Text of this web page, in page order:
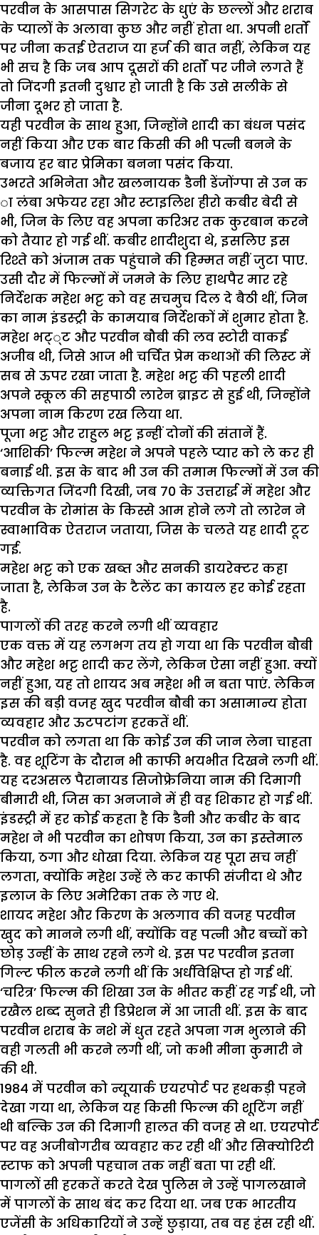
परवीन के आसपास सिगरेट के धुएं के छल्लों और शराब
के प्यालों के अलावा कुछ और नहीं होता था. अपनी शर्तों
पर जीना कतई ऐतराज या हर्ज की बात नहीं, लेकिन यह
भी सच है कि जब आप दूसरों की शर्तों पर जीने लगते हैं
तो जिंदगी इतनी दुश्वार हो जाती है कि उसे सलीके से
जीना दूभर हो जाता है.
यही परवीन के साथ हुआ, जिन्होंने शादी का बंधन पसंद
नहीं किया और एक बार किसी की भी पत्नी बनने के
बजाय हर बार प्रेमिका बनना पसंद किया.
उभरते अभिनेता और खलनायक डैनी डेंजोंग्पा से उन क
ा लंबा अफेयर रहा और स्टाइलिश हीरो कबीर बेदी से
भी, जिन के लिए वह अपना करिअर तक कुरबान करने
को तैयार हो गई थीं. कबीर शादीशुदा थे, इसलिए इस
रिश्ते को अंजाम तक पहुंचाने की हिम्मत नहीं जुटा पाए.
उसी दौर में फिल्मों में जमने के लिए हाथपैर मार रहे
निर्देशक महेश भट्ट को वह सचमुच दिल दे बैठी थीं, जिन
का नाम इंडस्ट्री के कामयाब निर्देशकों में शुमार होता है.
महेश भट््ट और परवीन बौबी की लव स्टोरी वाकई
अजीब थी, जिसे आज भी चर्चित प्रेम कथाओं की लिस्ट में
सब से ऊपर रखा जाता है. महेश भट्ट की पहली शादी
अपने स्कूल की सहपाठी लारेन ब्राइट से हुई थी, जिन्होंने
अपना नाम किरण रख लिया था.
पूजा भट्ट और राहुल भट्ट इन्हीं दोनों की संतानें हैं.
‘आशिकी’ फिल्म महेश ने अपने पहले प्यार को ले कर ही
बनाई थी. इस के बाद भी उन की तमाम फिल्मों में उन की
व्यक्तिगत जिंदगी दिखी, जब 70 के उत्तरार्द्ध में महेश और
परवीन के रोमांस के किस्से आम होने लगे तो लारेन ने
स्वाभाविक ऐतराज जताया, जिस के चलते यह शादी टूट
गई.
महेश भट्ट को एक खब्त और सनकी डायरेक्टर कहा
जाता है, लेकिन उन के टैलेंट का कायल हर कोई रहता
है.
पागलों की तरह करने लगी थीं व्यवहार
एक वक्त में यह लगभग तय हो गया था कि परवीन बौबी
और महेश भट्ट शादी कर लेंगे, लेकिन ऐसा नहीं हुआ. क्यों
नहीं हुआ, यह तो शायद अब महेश भी न बता पाएं. लेकिन
इस की बड़ी वजह खुद परवीन बौबी का असामान्य होता
व्यवहार और ऊटपटांग हरकतें थीं.
परवीन को लगता था कि कोई उन की जान लेना चाहता
है. वह शूटिंग के दौरान भी काफी भयभीत दिखने लगी थीं.
यह दरअसल पैरानायड सिजोफ्रेनिया नाम की दिमागी
बीमारी थी, जिस का अनजाने में ही वह शिकार हो गई थीं.
इंडस्ट्री में हर कोई कहता है कि डैनी और कबीर के बाद
महेश ने भी परवीन का शोषण किया, उन का इस्तेमाल
किया, ठगा और धोखा दिया. लेकिन यह पूरा सच नहीं
लगता, क्योंकि महेश उन्हें ले कर काफी संजीदा थे और
इलाज के लिए अमेरिका तक ले गए थे.
शायद महेश और किरण के अलगाव की वजह परवीन
खुद को मानने लगी थीं, क्योंकि वह पत्नी और बच्चों को
छोड़ उन्हीं के साथ रहने लगे थे. इस पर परवीन इतना
गिल्ट फील करने लगी थीं कि अर्धविक्षिप्त हो गई थीं.
‘चरित्र’ फिल्म की शिखा उन के भीतर कहीं रह गई थी, जो
रखैल शब्द सुनते ही डिप्रेशन में आ जाती थीं. इस के बाद
परवीन शराब के नशे में धुत रहते अपना गम भुलाने की
वही गलती भी करने लगी थीं, जो कभी मीना कुमारी ने
की थी.
1984 में परवीन को न्यूयार्क एयरपोर्ट पर हथकड़ी पहने
देखा गया था, लेकिन यह किसी फिल्म की शूटिंग नहीं
थी बल्कि उन की दिमागी हालत की वजह से था. एयरपोर्ट
पर वह अजीबोगरीब व्यवहार कर रही थीं और सिक्योरिटी
स्टाफ को अपनी पहचान तक नहीं बता पा रही थीं.
पागलों सी हरकतें करते देख पुलिस ने उन्हें पागलखाने
में पागलों के साथ बंद कर दिया था. जब एक भारतीय
एजेंसी के अधिकारियों ने उन्हें छुड़ाया, तब वह हंस रही थीं.